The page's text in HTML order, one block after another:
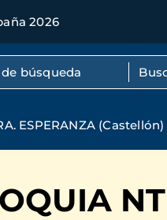
2026
completo
ESPERANZA (Castellón)